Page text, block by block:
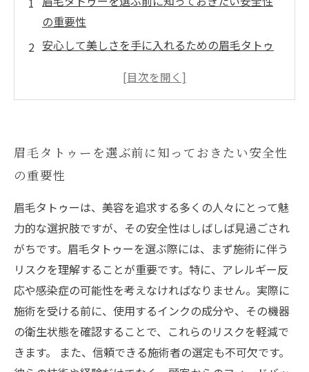
の重要性
安心して美しさを手に入れるための眉毛タトゥ
信頼できる施術者はどう見極める？安全な眉毛
安全なインクと機器を選ぶことが美しさへの第
一歩
眉毛タトゥーの成功例と失敗例から学べること
安全性を重視した眉毛タトゥーで自分をもっと
好きになる！
眉毛タトゥーを選ぶ前に知っておきたい安全性
の重要性
眉毛タトゥーは、美容を追求する多くの人々にとって魅
力的な選択肢ですが、その安全性はしばしば見過ごされ
がちです。眉毛タトゥーを選ぶ際には、まず施術に伴う
リスクを理解することが重要です。特に、アレルギー反
応や感染症の可能性を考えなければなりません。実際に
施術を受ける前に、使用するインクの成分や、その機器
の衛生状態を確認することで、これらのリスクを軽減で
きます。 また、信頼できる施術者の選定も不可欠です。